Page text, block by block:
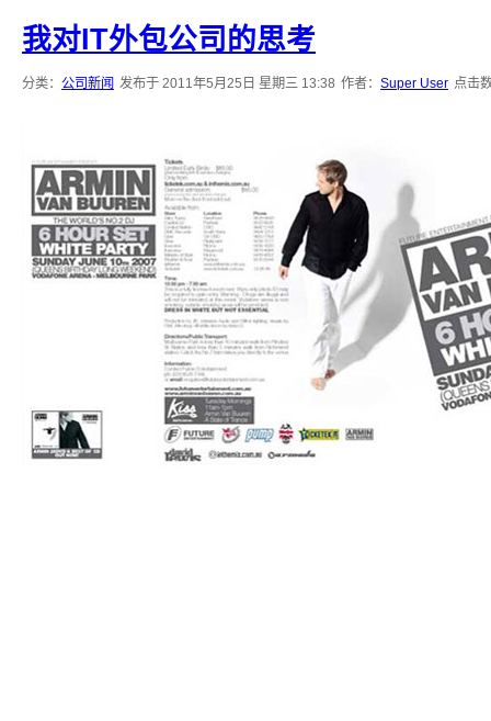
我对IT外包公司的思考
分类： 公司新闻 发布于 2011年5月25日 星期三 13:38 作者： Super User 点击